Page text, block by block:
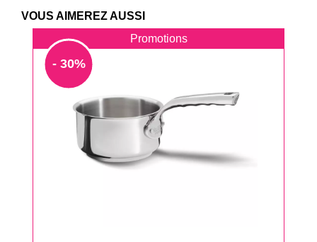
VOUS AIMEREZ AUSSI
Promotions
- 30%